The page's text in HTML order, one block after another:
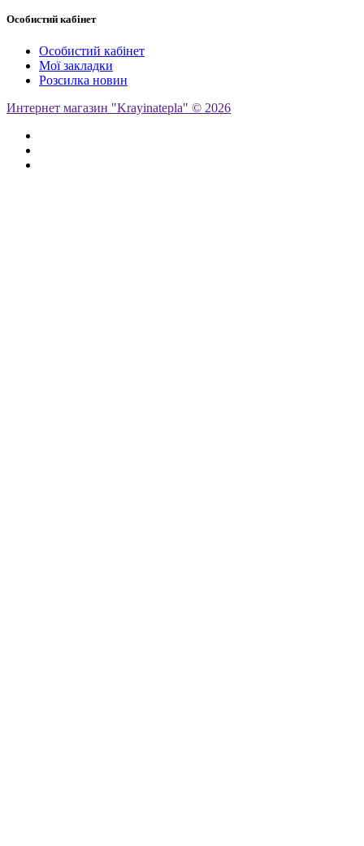
Особистий кабінет
Особистий кабінет
Мої закладки
Розсилка новин
Интернет магазин "Krayinatepla" © 2026